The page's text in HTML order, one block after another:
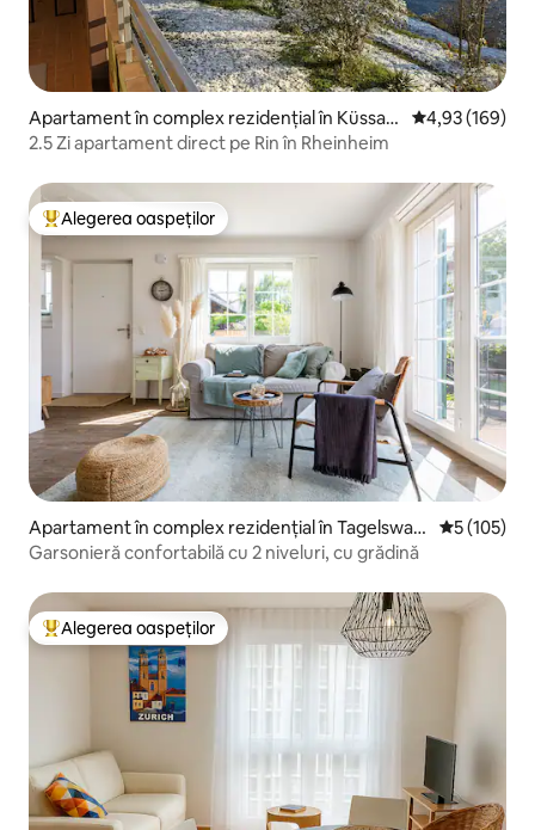
Apartament în complex rezidențial în Küssab
erg
Scor mediu de
4,93 (169)
2.5 Zi apartament direct pe Rin în Rheinheim
Locuință din topul categoriei Alegerea oaspeților
Alegerea oaspeților
Apartament în complex rezidențial în Tagelswan
gen
Scor mediu
5 (105)
Garsonieră confortabilă cu 2 niveluri, cu grădină
Locuință din topul categoriei Alegerea oaspeților
Alegerea oaspeților